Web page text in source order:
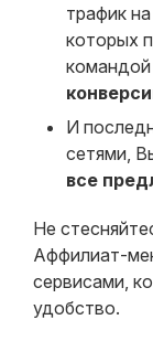
трафик
которых
командой
И
сетями,
все
Не
Аффилиат-
сервисами,
удобство.